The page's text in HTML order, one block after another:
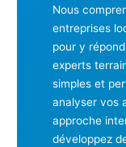
Nous
entreprises
pour y
experts
simples et
analyser vos
approche
développez